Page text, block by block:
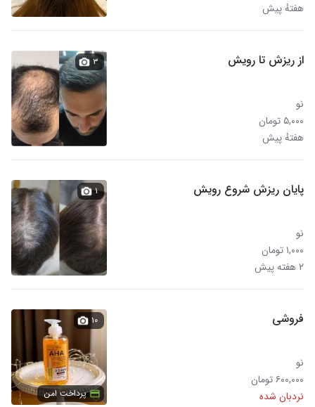
هفتهٔ پیش
از ریزش تا رویش
نو
۵,۰۰۰ تومان
هفتهٔ پیش
۳
پایان ریزش شروع رویش
نو
۱,۰۰۰ تومان
۲ هفته پیش
۱
فروشی
نو
۶۰۰,۰۰۰ تومان
نردبان شده
۱۰
پرداخت امن